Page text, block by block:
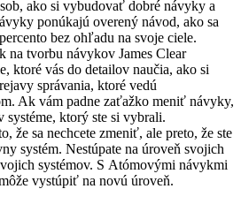
ako si vybudovať dobré návyky a
ponúkajú overený návod, ako sa
bez ohľadu na svoje ciele.
na tvorbu návykov James Clear
ktoré vás do detailov naučia, ako si
správania, ktoré vedú
Ak vám padne zaťažko meniť návyky,
systéme, ktorý ste si vybrali.
že sa nechcete zmeniť, ale preto, že ste
systém. Nestúpate na úroveň svojich
systémov. S Atómovými návykmi
vystúpiť na novú úroveň.